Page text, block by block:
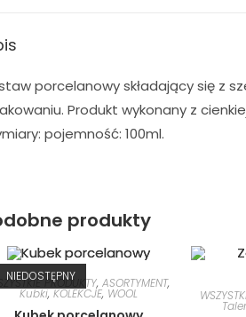
porcelanowy składający się z
Produkt wykonany z
pojemność: 100ml.
produkty
NIEDOSTĘPNY
PRODUKTY,ASORTYMENT,
Kubki,KOLEKCJE, WOOL